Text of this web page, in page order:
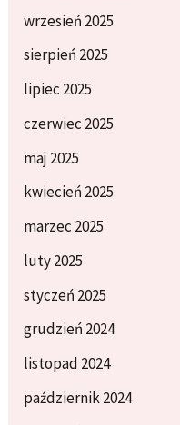
wrzesień 2025
sierpień 2025
lipiec 2025
czerwiec 2025
maj 2025
kwiecień 2025
marzec 2025
luty 2025
styczeń 2025
grudzień 2024
listopad 2024
październik 2024